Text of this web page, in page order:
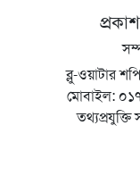
ব্লু-ওয়াটার
মোবাইল: